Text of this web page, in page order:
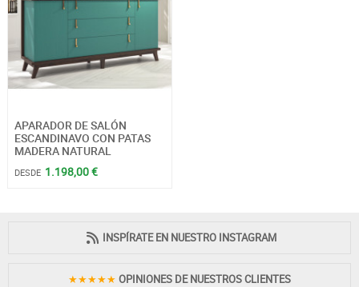
APARADOR DE SALÓN
ESCANDINAVO CON PATAS
MADERA NATURAL
DESDE 1.198,00 €
INSPÍRATE EN NUESTRO INSTAGRAM
★★★★★ OPINIONES DE NUESTROS CLIENTES